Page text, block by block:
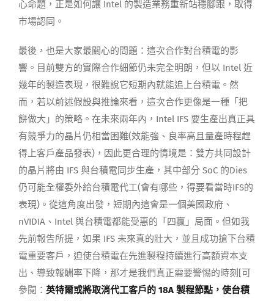
心命題，正是如何讓 Intel 的製造業務重新站穩腳跟，取得
市場認同。
最後，也是大家最關心的問題：這次合作對台積電的影
響。目前雙方的實際合作細節仍未完全明朗，但以 Intel 近
幾年的製造表現，很難說它短期內就能追上台積電。然
而，若以前述假設與推論來看，這次合作更像是一種「把
餅做大」的策略。在未來兩年內，Intel IFS 要生產出真正具
有競爭力的晶片仍相當困難(效能強、良率高且量產時程趕
得上客戶產品發表)，因此更合理的情境是：雙方共同設計
的晶片將由 IFS 與台積電同步生產，其中部分 SoC 的Dies
仍可能全權委外給台積電代工(會有哪些，得要看當時IFS的
表現)。從這角度出發，短期內這會是一個美國政府、
nVIDIA、Intel 與台積電都能受惠的「四贏」局面。但如我
先前報告所提，如果 IFS 未來真的壯大，並且成功搶下台積
電重要客戶，迫使台積電在先進製程持續進行高額資本支
出、導致報酬率下降，那才是我們真正需要警惕的時刻[可
參閱： 英特爾或將取消代工客戶的 18A 製程節點，使台積